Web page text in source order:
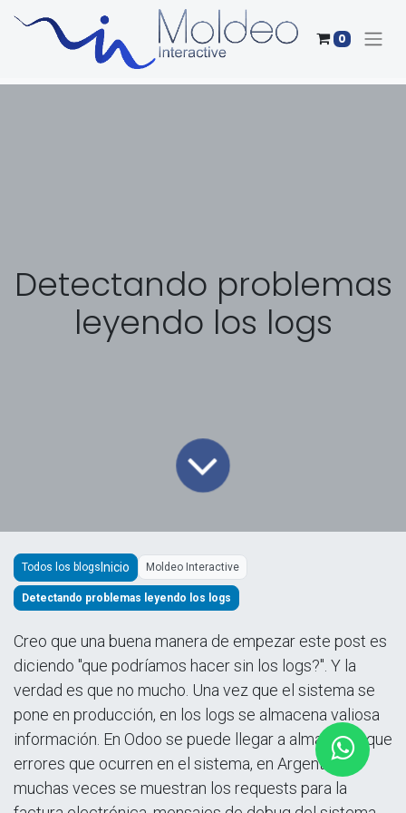
0
Detectando problemas
leyendo los logs
Todos los blogs Moldeo Interactive
Detectando problemas leyendo los logs
Creo que una buena manera de empezar este post es
diciendo "que podríamos hacer sin los logs?". Y la
verdad es que no mucho. Una vez que el sistema se
pone en producción, en los logs se almacena valiosa
información. En Odoo se puede llegar a almacenar que
errores que ocurren en el sistema, en Argentina
muchas veces se muestran los requests para la